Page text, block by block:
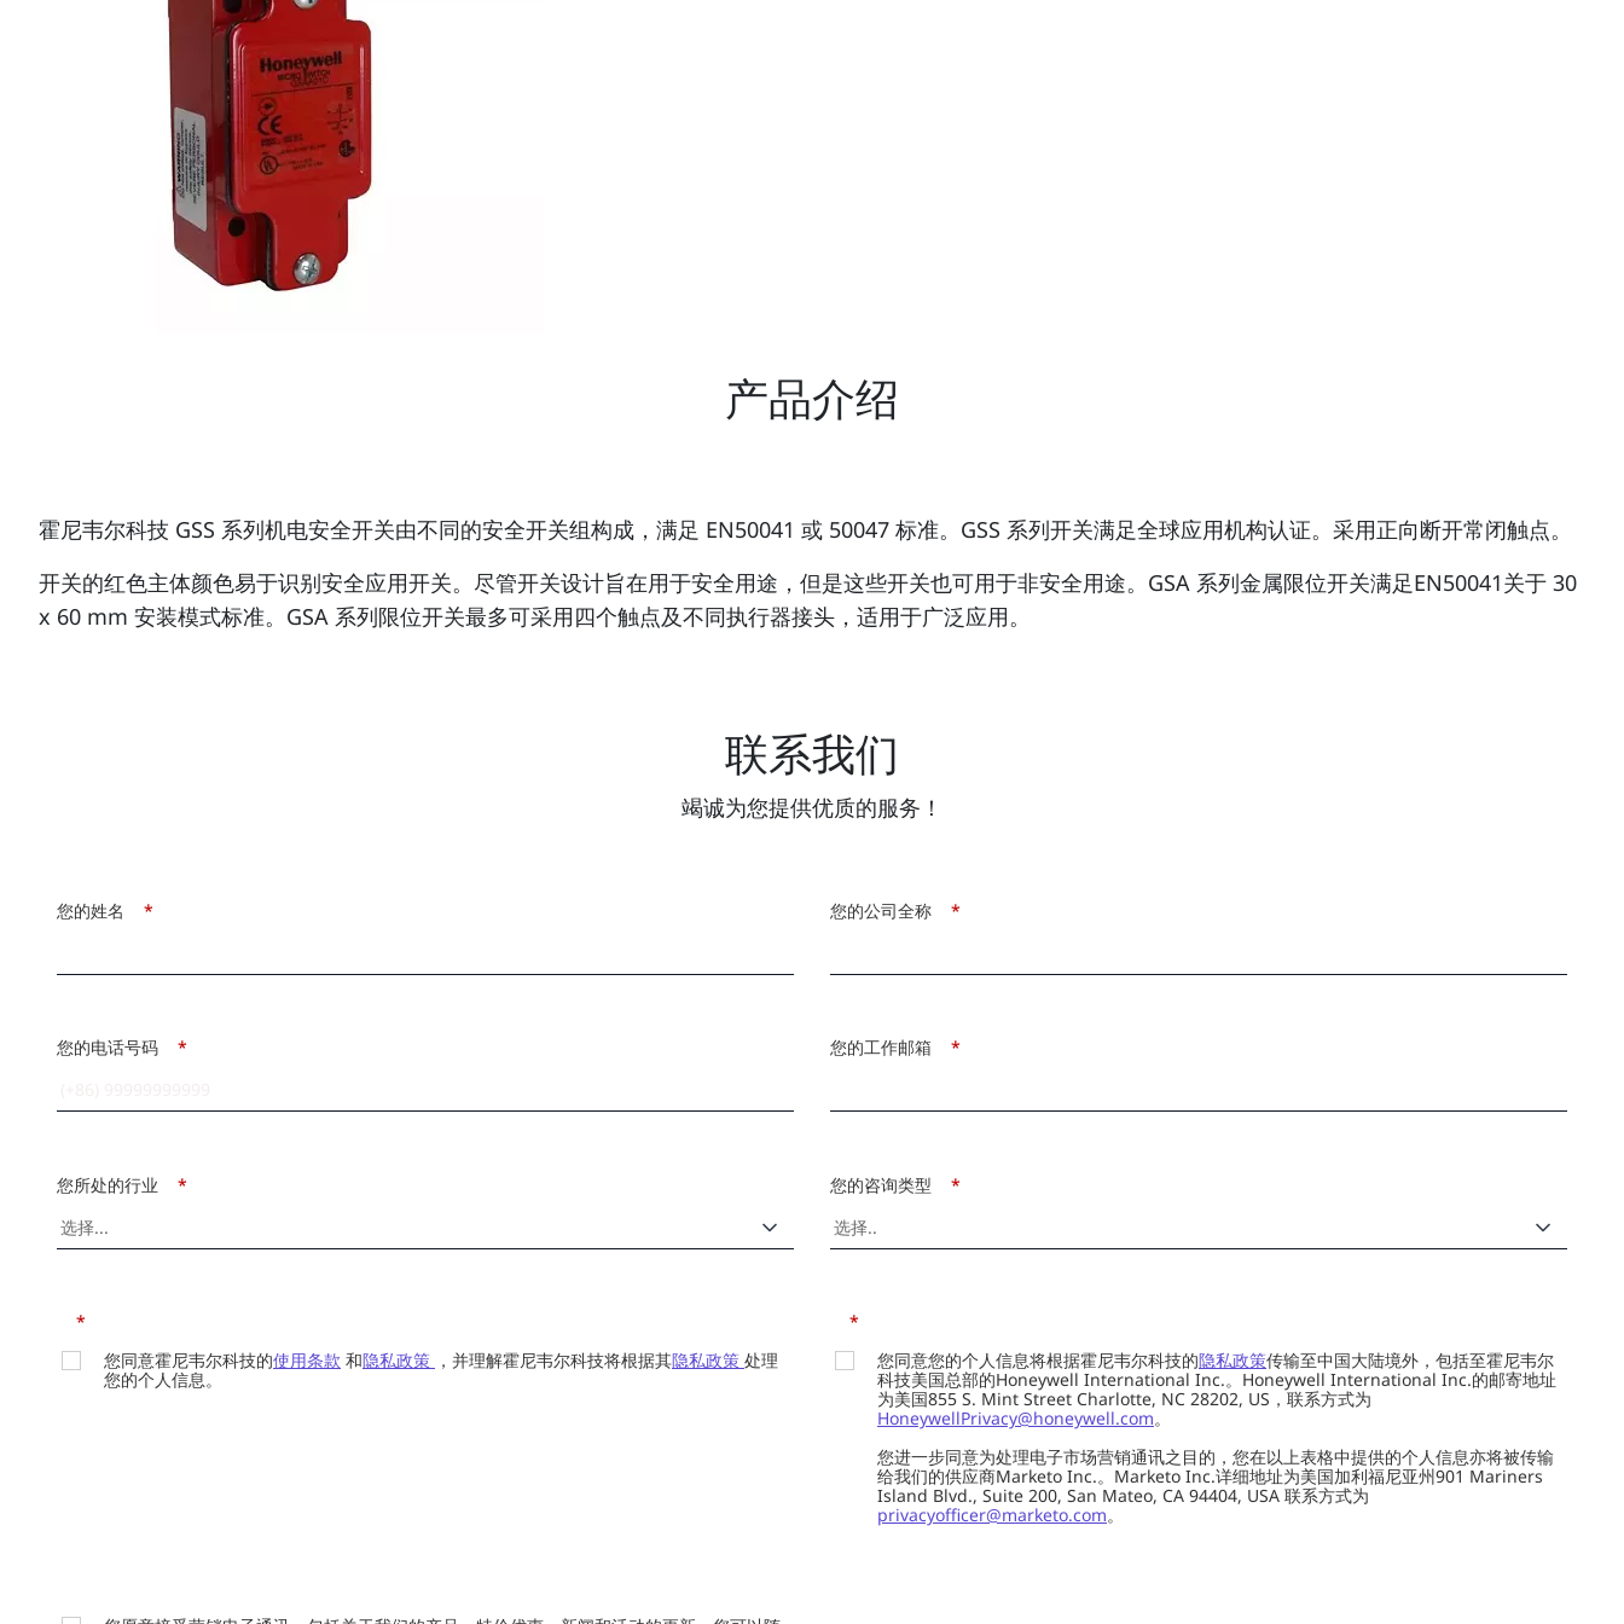
产品介绍
霍尼韦尔科技 GSS 系列机电安全开关由不同的安全开关组构成，满足 EN50041 或 50047 标准。GSS 系列开关满足全球应用机构认证。采用正向断开常闭触点。
开关的红色主体颜色易于识别安全应用开关。尽管开关设计旨在用于安全用途，但是这些开关也可用于非安全用途。GSA 系列金属限位开关满足EN50041关于 30
x 60 mm 安装模式标准。GSA 系列限位开关最多可采用四个触点及不同执行器接头，适用于广泛应用。
联系我们
竭诚为您提供优质的服务！
*
您的姓名 *
您的公司全称
*
您的电话号码 *
您的工作邮箱
*
您所处的行业 *
您的咨询类型
*
您同意霍尼韦尔科技的使用条款 和隐私政策 ，并理解霍尼韦尔科技将根据其隐私政策 处理
您的个人信息。
*
您同意您的个人信息将根据霍尼韦尔科技的隐私政策传输至中国大陆境外，包括至霍尼韦尔
科技美国总部的Honeywell International Inc.。Honeywell International Inc.的邮寄地址
为美国855 S. Mint Street Charlotte, NC 28202, US，联系方式为
HoneywellPrivacy@honeywell.com。
您进一步同意为处理电子市场营销通讯之目的，您在以上表格中提供的个人信息亦将被传输
给我们的供应商Marketo Inc.。Marketo Inc.详细地址为美国加利福尼亚州901 Mariners
Island Blvd., Suite 200, San Mateo, CA 94404, USA 联系方式为
privacyofficer@marketo.com。